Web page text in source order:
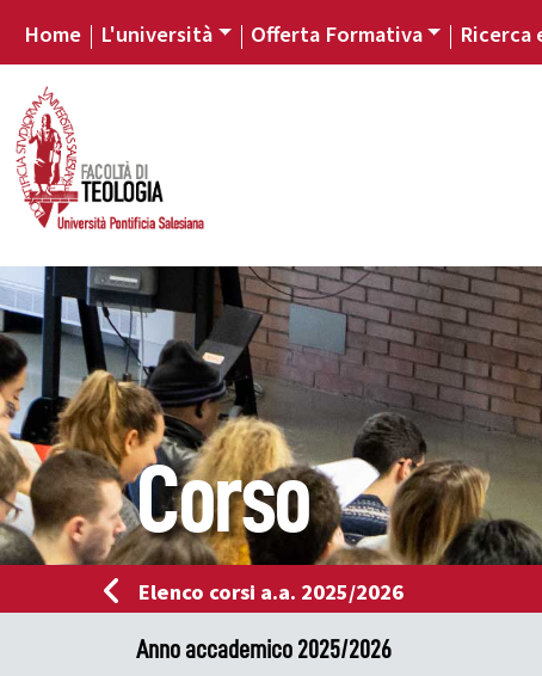
Home L'università Offerta Formativa Ricerca
Corso
Elenco corsi a.a. 2025/2026
Anno accademico 2025/2026